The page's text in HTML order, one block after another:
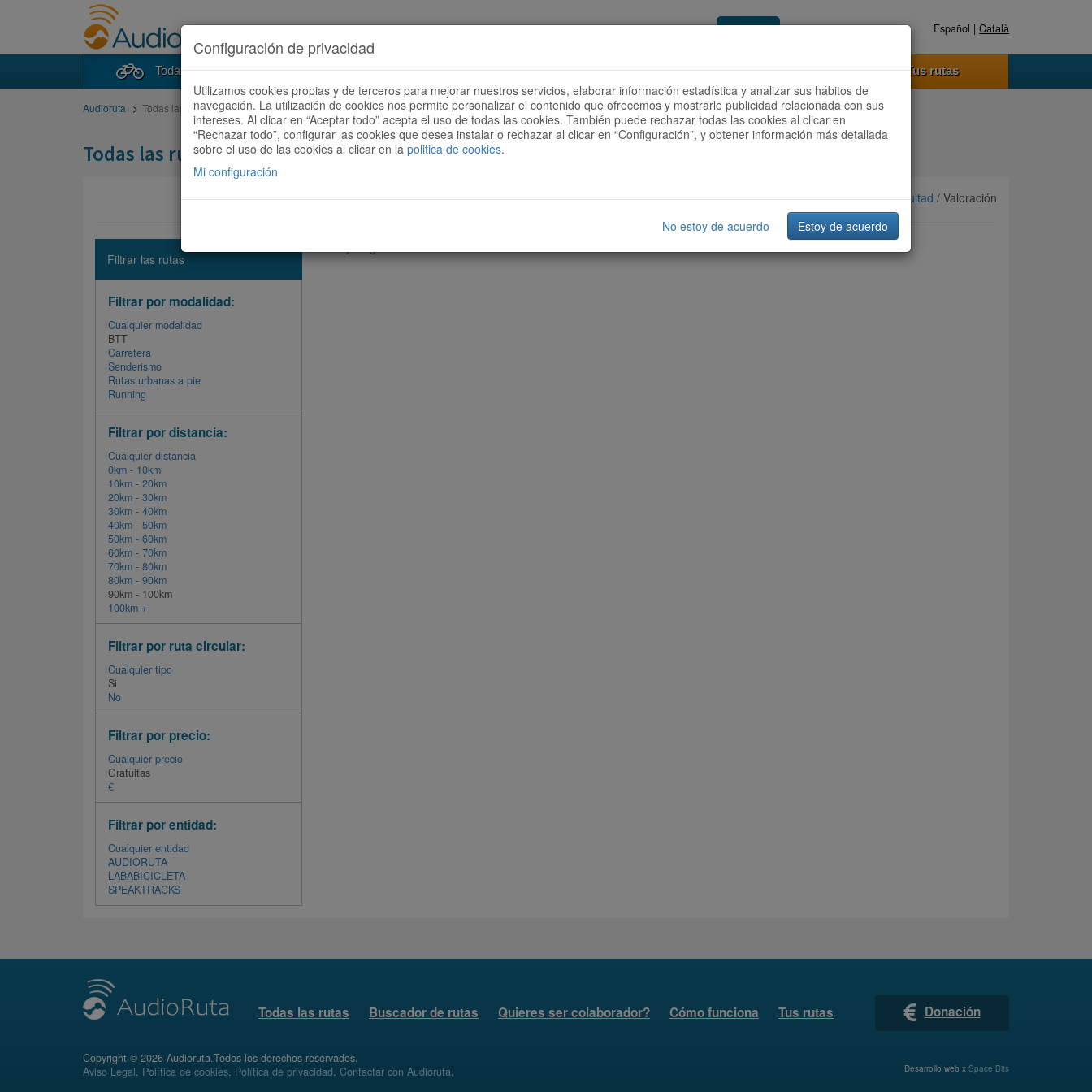
Acceder Registrate ahora Español | Català
Todas las rutas Buscador de rutas Quieres ser colaborador? Cómo funciona Tus rutas
Audioruta Todas las rutas
Todas las rutas
Ordenar por:Más recientes/Dificultad / Valoración
Filtrar las rutas
Filtrar por modalidad:
Cualquier modalidad
BTT
Carretera
Senderismo
Rutas urbanas a pie
Running
Filtrar por distancia:
Cualquier distancia
0km - 10km
10km - 20km
20km - 30km
30km - 40km
40km - 50km
50km - 60km
60km - 70km
70km - 80km
80km - 90km
90km - 100km
100km +
Filtrar por ruta circular:
Cualquier tipo
Si
No
Filtrar por precio:
Cualquier precio
Gratuitas
€
Filtrar por entidad:
Cualquier entidad
AUDIORUTA
LABABICICLETA
SPEAKTRACKS
Todas las rutas Buscador de rutas Quieres ser colaborador? Cómo funciona Tus rutas Donación
Copyright © 2026 Audioruta.Todos los derechos reservados.
Aviso Legal. Política de cookies. Política de privacidad. Contactar con Audioruta. Desarrollo web x Space Bits
Configuración de privacidad
Utilizamos cookies propias y de terceros para mejorar nuestros servicios, elaborar información estadística y analizar sus hábitos de
navegación. La utilización de cookies nos permite personalizar el contenido que ofrecemos y mostrarle publicidad relacionada con sus
intereses. Al clicar en “Aceptar todo” acepta el uso de todas las cookies. También puede rechazar todas las cookies al clicar en
“Rechazar todo”, configurar las cookies que desea instalar o rechazar al clicar en “Configuración”, y obtener información más detallada
sobre el uso de las cookies al clicar en la politica de cookies.
Mi configuración
No estoy de acuerdo Estoy de acuerdo